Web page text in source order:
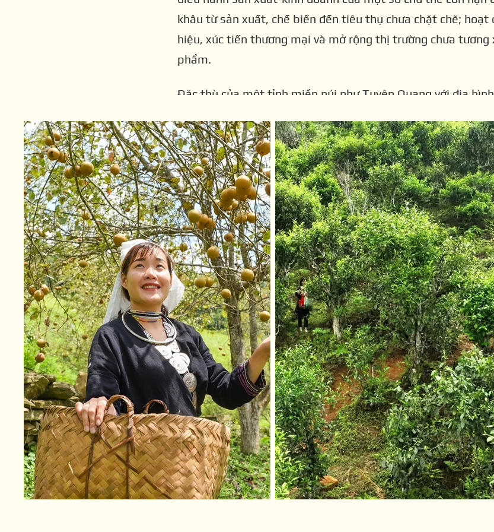
một mùa hoa, địa phương đã hình thành điểm
đến, thu hút dòng khách và hình thành thị trường
Làng Văn hóa du lịch thôn Tha – Điểm sáng du lịch cộng đồng
Theo ông Ngô Văn Thương, việc kết hợp OCOP với du lịch
phương của tỉnh Tuyên Quang đang mang lại hiệu quả rõ
diện. Trước hết, các mô hình này đã góp phần thu hút du
và nâng cao thu nhập cho người dân nông thôn. Đồng thời,
lịch trải nghiệm, giá trị của sản phẩm OCOP được gia tăng,
tiêu thụ, mà còn gắn với quảng bá, kể chuyện về văn hóa và
cạnh đó, mô hình còn góp phần nâng cao nhận thức cộng
sắc văn hóa, bảo vệ cảnh quan và phát triển du lịch theo
OCOP TUYÊN
khâu từ sản xuất, chế biến đến tiêu thụ chưa chặt chẽ; hoạt
hiệu, xúc tiến thương mại và mở rộng thị trường chưa tương
phẩm.
Đặc thù của một tỉnh miền núi như Tuyên Quang với địa
những rào cản trong việc hình thành sản xuất hàng hóa quy
trường.
Tỉnh Tuyên Quang đã triển khai đồng bộ nhiều chính sách hỗ trợ